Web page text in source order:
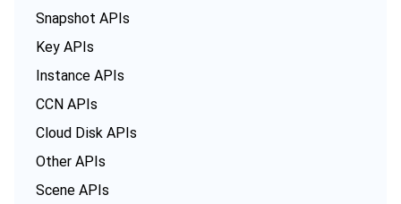
弹性网卡
NAT 网关
对等连接
Anycast 公网加速
数据安全审计
音频内容安全
视频内容安全
账号风控平台
游戏安全
Web 应用防火墙
主机安全
容器安全服务
漏洞扫描服务
移动应用安全
安全凭证服务
域名与网站
域名注册
SSL 证书
移动解析 HTTPDNS
企业应用
腾讯微卡
办公协同
腾讯会议
弹性 MapReduce
AI 基础产品
Snapshot APIs
Key APIs
Instance APIs
CCN APIs
Cloud Disk APIs
Other APIs
Scene APIs